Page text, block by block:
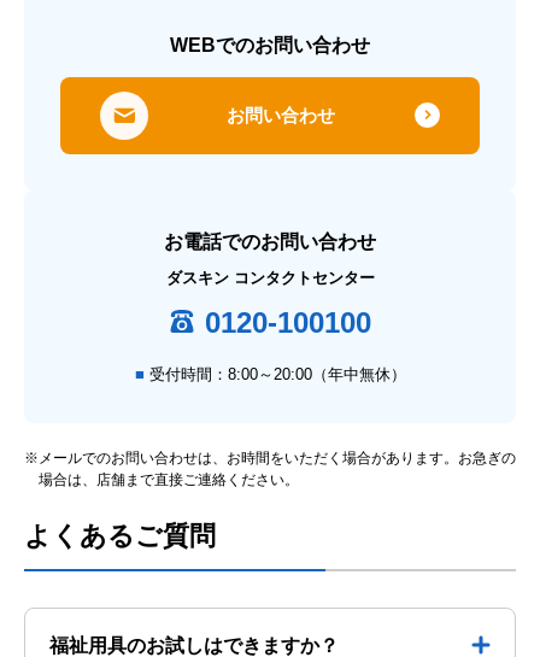
WEBでのお問い合わせ
お問い合わせ
お電話でのお問い合わせ
ダスキン コンタクトセンター
0120-100100
受付時間：8:00～20:00（年中無休）
※メールでのお問い合わせは、お時間をいただく場合があります。お急ぎの
場合は、店舗まで直接ご連絡ください。
よくあるご質問
福祉用具のお試しはできますか？